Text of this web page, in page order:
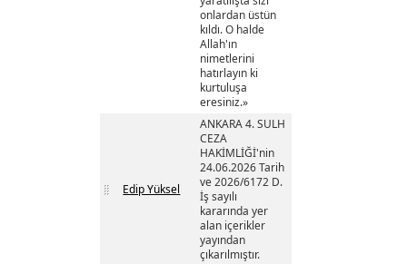
onlardan üstün
kıldı. O halde
Allah'ın
nimetlerini
hatırlayın ki
kurtuluşa
eresiniz.»
Edip Yüksel
ANKARA 4. SULH
CEZA
HAKİMLİĞİ'nin
24.06.2026 Tarih
ve 2026/6172 D.
İş sayılı
kararında yer
alan içerikler
yayından
çıkarılmıştır.